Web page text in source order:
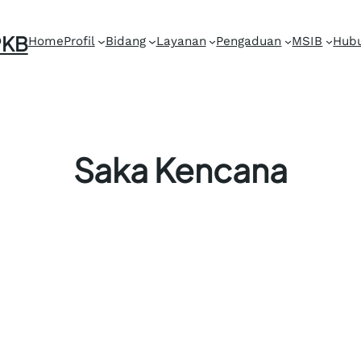
HomeProfil Bidang Layanan Pengaduan MSIB
Saka Kencana